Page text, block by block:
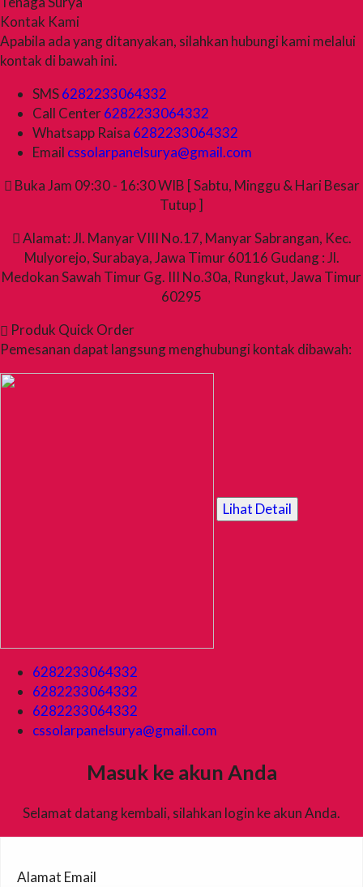
Kontak Kami
Apabila ada yang ditanyakan, silahkan hubungi kami melalui
kontak di bawah ini.
SMS6282233064332
Call Center6282233064332
Whatsapp Raisa 6282233064332
Email cssolarpanelsurya@gmail.com
Buka Jam 09:30 - 16:30 WIB [ Sabtu, Minggu & Hari Besar
Tutup ]
Alamat: Jl. Manyar VIII No.17, Manyar Sabrangan, Kec.
Mulyorejo, Surabaya, Jawa Timur 60116 Gudang : Jl.
Medokan Sawah Timur Gg. III No.30a, Rungkut, Jawa Timur
60295
Produk Quick Order
Pemesanan dapat langsung menghubungi kontak dibawah:
Lihat Detail
6282233064332
6282233064332
6282233064332
cssolarpanelsurya@gmail.com
Masuk ke akun Anda
Selamat datang kembali, silahkan login ke akun Anda.
Alamat Email